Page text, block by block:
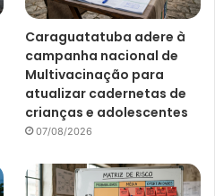
Caraguatatuba adere à
campanha nacional de
Multivacinação para
atualizar cadernetas de
crianças e adolescentes
07/08/2026